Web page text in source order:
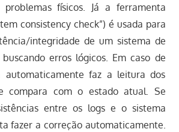
problemas físicos. Já a ferramenta
consistency check”) é usada para
integridade de um sistema de
erros lógicos. Em caso de
automaticamente faz a leitura dos
compara com o estado atual. Se
entre os logs e o sistema
fazer a correção automaticamente.